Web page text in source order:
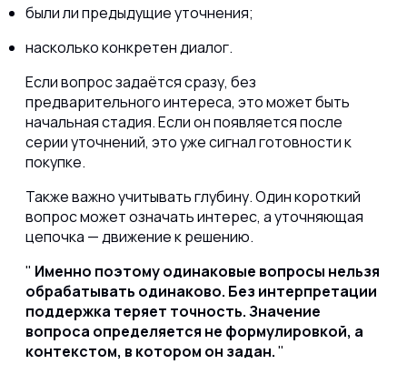
были ли предыдущие уточнения;
насколько конкретен диалог.
Если вопрос задаётся сразу, без
предварительного интереса, это может быть
начальная стадия. Если он появляется после
серии уточнений, это уже сигнал готовности к
покупке.
Также важно учитывать глубину. Один короткий
вопрос может означать интерес, а уточняющая
цепочка — движение к решению.
Именно поэтому одинаковые вопросы нельзя
обрабатывать одинаково. Без интерпретации
поддержка теряет точность. Значение
вопроса определяется не формулировкой, а
контекстом, в котором он задан.